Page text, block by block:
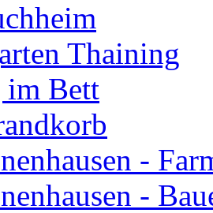
Thaining
im Bett
-
-